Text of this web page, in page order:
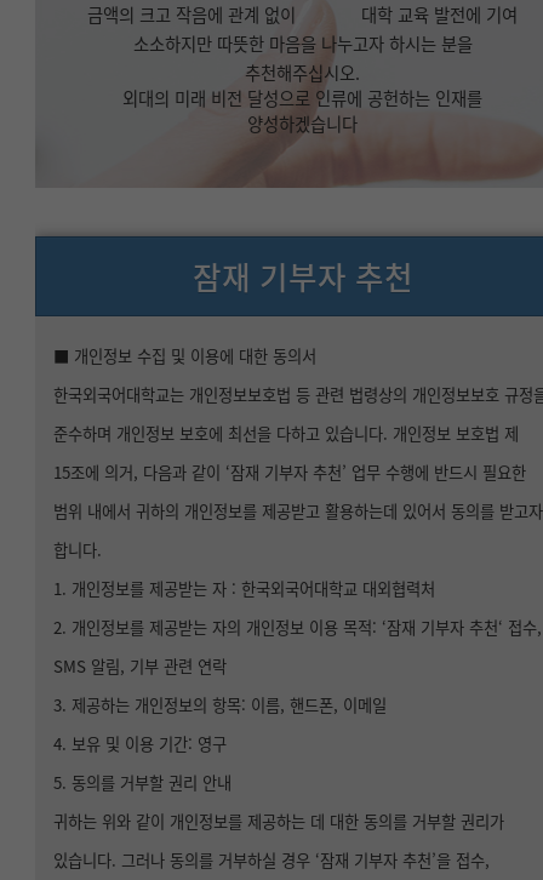
금액의 크고 작음에 관계 없이
대학 교육 발전에 기여
소소하지만 따뜻한 마음을 나누고자 하시는 분을
추천해주십시오.
외대의 미래 비전 달성으로 인류에 공헌하는 인재를
양성하겠습니다
잠재 기부자 추천
■ 개인정보 수집 및 이용에 대한 동의서
한국외국어대학교는 개인정보보호법 등 관련 법령상의 개인정보보호 규정
준수하며 개인정보 보호에 최선을 다하고 있습니다. 개인정보 보호법 제
15조에 의거, 다음과 같이 ‘잠재 기부자 추천’ 업무 수행에 반드시 필요한
범위 내에서 귀하의 개인정보를 제공받고 활용하는데 있어서 동의를 받고자
합니다.
1. 개인정보를 제공받는 자 : 한국외국어대학교 대외협력처
2. 개인정보를 제공받는 자의 개인정보 이용 목적: ‘잠재 기부자 추천‘ 접수,
SMS 알림, 기부 관련 연락
3. 제공하는 개인정보의 항목: 이름, 핸드폰, 이메일
4. 보유 및 이용 기간: 영구
5. 동의를 거부할 권리 안내
귀하는 위와 같이 개인정보를 제공하는 데 대한 동의를 거부할 권리가
있습니다. 그러나 동의를 거부하실 경우 ‘잠재 기부자 추천’을 접수,